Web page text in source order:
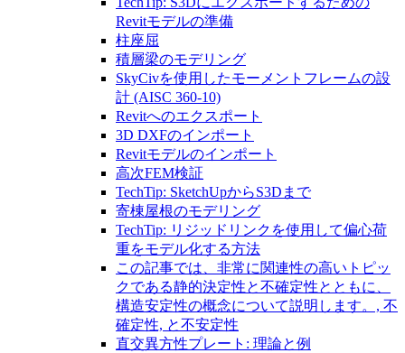
Revitモデルの準備
柱座屈
積層梁のモデリング
SkyCivを使用したモーメントフレームの設
計 (AISC 360-10)
Revitへのエクスポート
3D DXFのインポート
Revitモデルのインポート
高次FEM検証
TechTip: SketchUpからS3Dまで
寄棟屋根のモデリング
TechTip: リジッドリンクを使用して偏心荷
重をモデル化する方法
この記事では、非常に関連性の高いトピッ
クである静的決定性と不確定性とともに、
構造安定性の概念について説明します。, 不
確定性, と不安定性
直交異方性プレート: 理論と例